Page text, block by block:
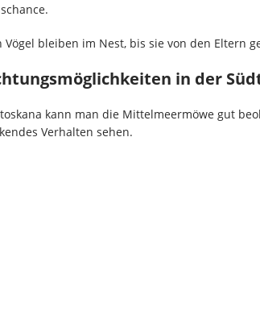
Vögel bleiben im Nest, bis sie von den
in der
kann man die Mittelmeermöwe gut
Verhalten sehen.